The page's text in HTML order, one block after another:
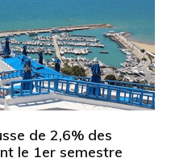
de 2,6% des
le 1er semestre